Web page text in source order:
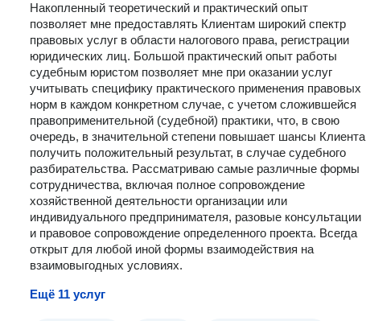
Накопленный теоретический и практический опыт
позволяет мне предоставлять Клиентам широкий спектр
правовых услуг в области налогового права, регистрации
юридических лиц. Большой практический опыт работы
судебным юристом позволяет мне при оказании услуг
учитывать специфику практического применения правовых
норм в каждом конкретном случае, с учетом сложившейся
правоприменительной (судебной) практики, что, в свою
очередь, в значительной степени повышает шансы Клиента
получить положительный результат, в случае судебного
разбирательства. Рассматриваю самые различные формы
сотрудничества, включая полное сопровождение
хозяйственной деятельности организации или
индивидуального предпринимателя, разовые консультации
и правовое сопровождение определенного проекта. Всегда
открыт для любой иной формы взаимодействия на
взаимовыгодных условиях.
Ещё 11 услуг